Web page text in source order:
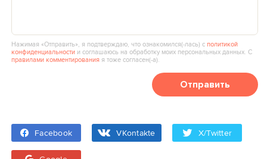
Нажимая «Отправить», я подтверждаю, что ознакомился(‑лась) сполитикой
конфиденциальности и соглашаюсь на обработку моих персональных данных. С
правилами комментирования я тоже согласен(‑а).
Отправить
Facebook VKontakte X/Twitter